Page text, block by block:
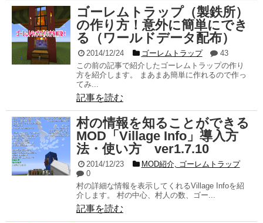
ゴーレムトラップ（製鉄所）
の作り方！意外に簡単にでき
る（ワールドデータ配布）
2014/12/24 ゴーレムトラップ
43
この前の記事で紹介したゴーレムトラップの作り
方を紹介します。 まあまあ簡単に作れるので作っ
てみ...
記事を読む
村の情報を知ることができる
MOD「Village Info」導入方
法・使い方 ver1.7.10
2014/12/23
MOD紹介, ゴーレムトラップ
0
村の詳細な情報を表示してくれるVillage Infoを紹
介します。 村の中心、村人の数、ゴー...
記事を読む